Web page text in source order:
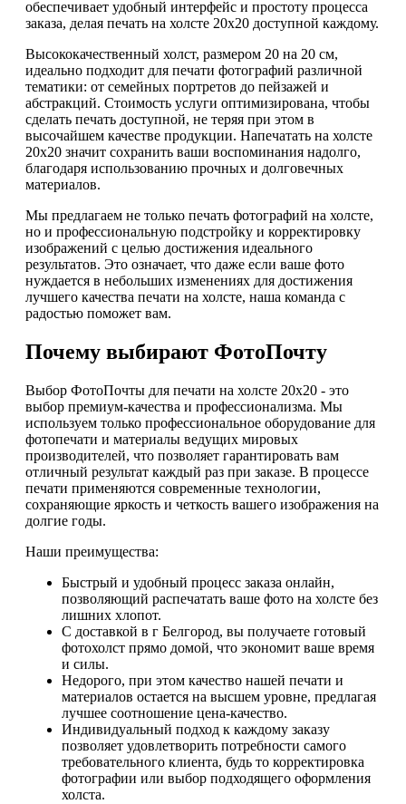
обеспечивает удобный интерфейс и простоту процесса
заказа, делая печать на холсте 20х20 доступной каждому.
Высококачественный холст, размером 20 на 20 см,
идеально подходит для печати фотографий различной
тематики: от семейных портретов до пейзажей и
абстракций. Стоимость услуги оптимизирована, чтобы
сделать печать доступной, не теряя при этом в
высочайшем качестве продукции. Напечатать на холсте
20х20 значит сохранить ваши воспоминания надолго,
благодаря использованию прочных и долговечных
материалов.
Мы предлагаем не только печать фотографий на холсте,
но и профессиональную подстройку и корректировку
изображений с целью достижения идеального
результатов. Это означает, что даже если ваше фото
нуждается в небольших изменениях для достижения
лучшего качества печати на холсте, наша команда с
радостью поможет вам.
Почему выбирают ФотоПочту
Выбор ФотоПочты для печати на холсте 20х20 - это
выбор премиум-качества и профессионализма. Мы
используем только профессиональное оборудование для
фотопечати и материалы ведущих мировых
производителей, что позволяет гарантировать вам
отличный результат каждый раз при заказе. В процессе
печати применяются современные технологии,
сохраняющие яркость и четкость вашего изображения на
долгие годы.
Наши преимущества:
Быстрый и удобный процесс заказа онлайн,
позволяющий распечатать ваше фото на холсте без
лишних хлопот.
С доставкой в г Белгород, вы получаете готовый
фотохолст прямо домой, что экономит ваше время
и силы.
Недорого, при этом качество нашей печати и
материалов остается на высшем уровне, предлагая
лучшее соотношение цена-качество.
Индивидуальный подход к каждому заказу
позволяет удовлетворить потребности самого
требовательного клиента, будь то корректировка
фотографии или выбор подходящего оформления
холста.